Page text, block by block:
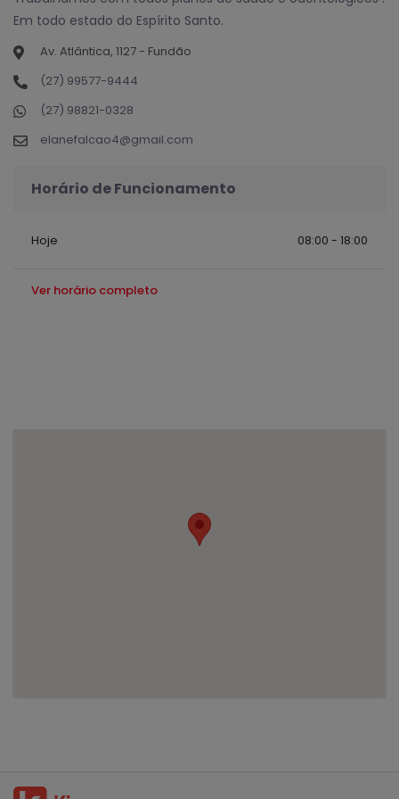
Em todo estado do Espírito Santo.
Av. Atlântica, 1127 - Fundão
(27) 99577-9444
(27) 98821-0328
elanefalcao4@gmail.com
Horário de Funcionamento
Hoje 08:00 - 18:00
Ver horário completo